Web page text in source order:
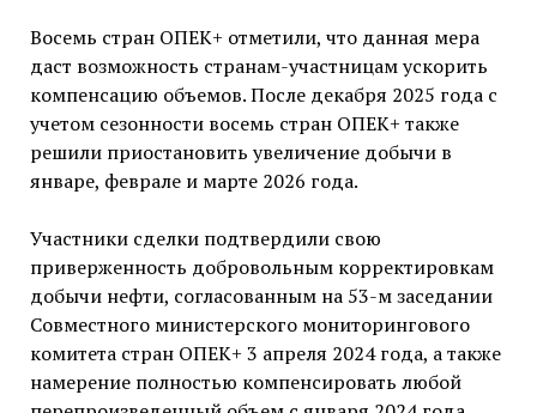
Восемь стран ОПЕК+ отметили, что данная мера
даст возможность странам-участницам ускорить
компенсацию объемов. После декабря 2025 года с
учетом сезонности восемь стран ОПЕК+ также
решили приостановить увеличение добычи в
январе, феврале и марте 2026 года.
Участники сделки подтвердили свою
приверженность добровольным корректировкам
добычи нефти, согласованным на 53-м заседании
Совместного министерского мониторингового
комитета стран ОПЕК+ 3 апреля 2024 года, а также
намерение полностью компенсировать любой